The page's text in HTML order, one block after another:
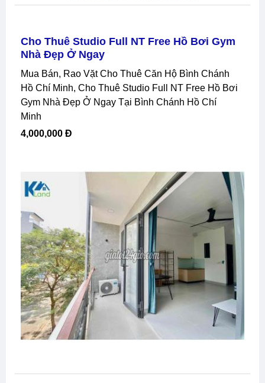
Cho Thuê Studio Full NT Free Hồ Bơi Gym
Nhà Đẹp Ở Ngay
Mua Bán, Rao Vặt Cho Thuê Căn Hộ Bình Chánh
Hồ Chí Minh, Cho Thuê Studio Full NT Free Hồ Bơi
Gym Nhà Đẹp Ở Ngay Tại Bình Chánh Hồ Chí
Minh
4,000,000 Đ